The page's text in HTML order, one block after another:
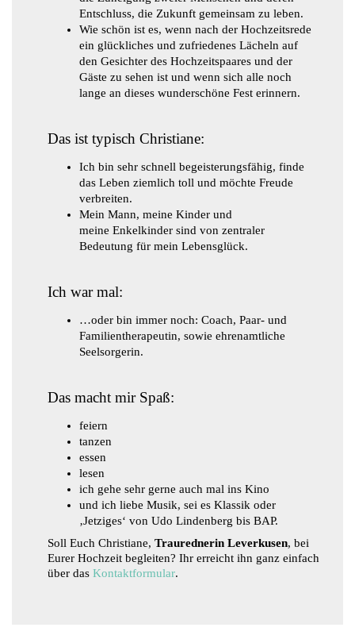
Entschluss, die Zukunft gemeinsam zu leben.
Wie schön ist es, wenn nach der Hochzeitsrede
ein glückliches und zufriedenes Lächeln auf
den Gesichter des Hochzeitspaares und der
Gäste zu sehen ist und wenn sich alle noch
lange an dieses wunderschöne Fest erinnern.
Das ist typisch Christiane:
Ich bin sehr schnell begeisterungsfähig, finde
das Leben ziemlich toll und möchte Freude
verbreiten.
Mein Mann, meine Kinder und
meine Enkelkinder sind von zentraler
Bedeutung für mein Lebensglück.
​Ich war mal:
…oder bin immer noch: Coach, Paar- und
Familientherapeutin, sowie ehrenamtliche
Seelsorgerin.
Das macht mir Spaß:
feiern
tanzen
essen
lesen
ich gehe sehr gerne auch mal ins Kino
und ich liebe Musik, sei es Klassik oder
‚Jetziges‘ von Udo Lindenberg bis BAP.
Soll Euch Christiane, Traurednerin Leverkusen, bei
Eurer Hochzeit begleiten? Ihr erreicht ihn ganz einfach
über das Kontaktformular.